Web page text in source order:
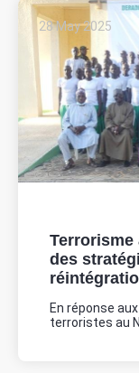
Terrorisme
des
En réponse
terroristes au
28 May 2025